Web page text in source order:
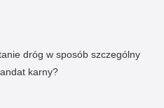
dróg w sposób szczególny
karny?